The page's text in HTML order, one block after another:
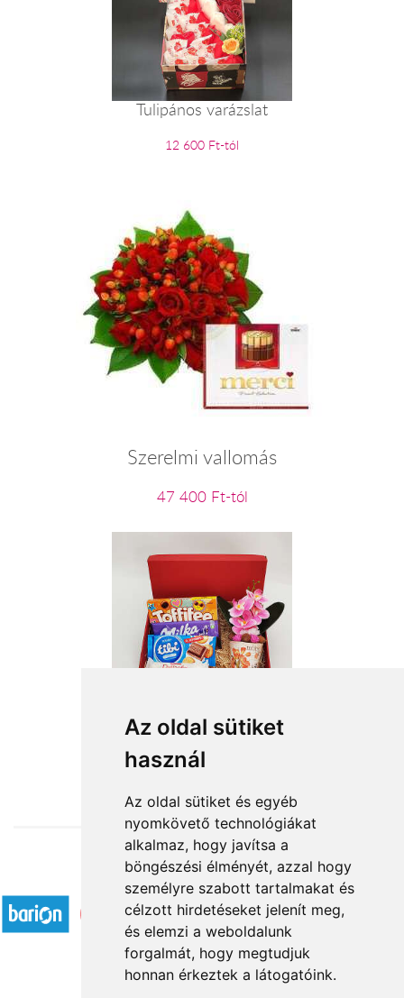
Az oldal sütiket
használ
Az oldal sütiket és egyéb
nyomkövető technológiákat
alkalmaz, hogy javítsa a
böngészési élményét, azzal hogy
személyre szabott tartalmakat és
célzott hirdetéseket jelenít meg,
és elemzi a weboldalunk
forgalmát, hogy megtudjuk
honnan érkeztek a látogatóink.
Tulipános varázslat
12 600 Ft-tól
Szerelmi vallomás
47 400 Ft-tól
Habzsidőzsi
16 720 Ft-tól
Elfogadott fizetési módok